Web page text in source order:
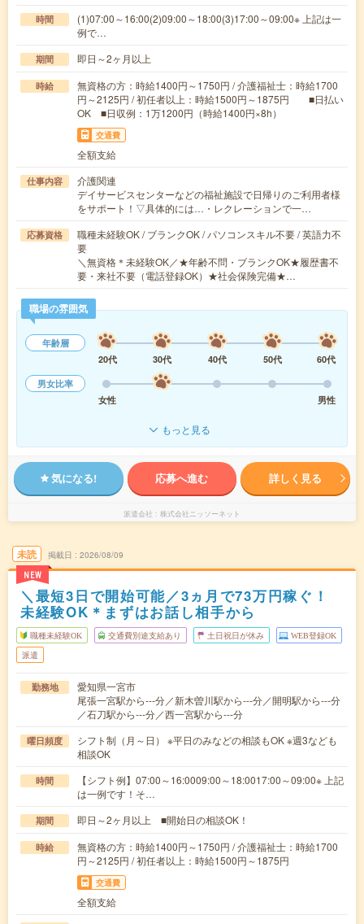
時間
(1)07:00～16:00(2)09:00～18:00(3)17:00～09:00※ 上記は一
例で…
期間 即日～2ヶ月以上
時給
無資格の方：時給1400円～1750円 / 介護福祉士：時給1700
円～2125円 / 初任者以上：時給1500円～1875円 ■日払い
OK ■日収例：1万1200円（時給1400円×8h）
交通費
全額支給
仕事内容
介護関連
デイサービスセンターなどの福祉施設で日帰りのご利用者様
をサポート！▽具体的には…・レクレーションで一…
応募資格
職種未経験OK / ブランクOK / パソコンスキル不要 / 英語力不
要
＼無資格＊未経験OK／★年齢不問・ブランクOK★履歴書不
要・来社不要（電話登録OK）★社会保険完備★…
職場の雰囲気
年齢層
20代
30代 40代 50代
60代
男女比率
女性
男性
もっと見る
気になる! 応募へ進む 詳しく見る
派遣会社 株式会社ニッソーネット
未読
NEW
掲載日 2026/08/09
＼最短3日で開始可能／3ヵ月で73万円稼ぐ！
未経験OK＊まずはお話し相手から
職種未経験OK 交通費別途支給あり 土日祝日が休み WEB登録OK
派遣
勤務地
愛知県一宮市
尾張一宮駅から---分／新木曽川駅から---分／開明駅から---分
／石刀駅から---分／西一宮駅から---分
曜日頻度
シフト制（月～日） ※平日のみなどの相談もOK ※週3なども
相談OK
時間
【シフト例】07:00～16:0009:00～18:0017:00～09:00※ 上記
は一例です！そ…
期間 即日～2ヶ月以上 ■開始日の相談OK！
時給
無資格の方：時給1400円～1750円 / 介護福祉士：時給1700
円～2125円 / 初任者以上：時給1500円～1875円
交通費
全額支給